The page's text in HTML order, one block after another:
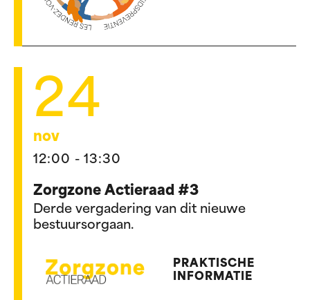
24
nov
12:00 - 13:30
Zorgzone Actieraad #3
Derde vergadering van dit nieuwe
bestuursorgaan.
PRAKTISCHE
INFORMATIE